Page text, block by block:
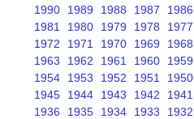
1990
1989 1988 1987 1986
1981
1980 1979 1978 1977
1972
1971 1970 1969 1968
1963
1962 1961 1960 1959
1954
1953 1952 1951 1950
1945
1944 1943 1942 1941
1936
1935 1934 1933 1932